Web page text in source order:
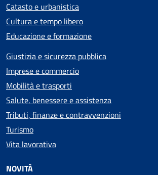
Catasto e urbanistica
Cultura e tempo libero
Educazione e formazione
Giustizia e sicurezza pubblica
Imprese e commercio
Mobilità e trasporti
Salute, benessere e assistenza
Tributi, finanze e contravvenzioni
Turismo
Vita lavorativa
NOVITÀ